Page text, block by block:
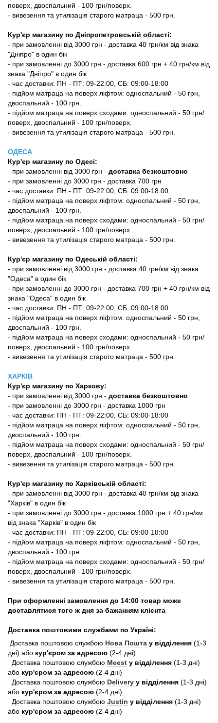
поверх, двоспальний - 100 грн/поверх.
- вивезення та утилізація старого матраца - 500 грн.
Кур'єр магазину по Дніпропетровській області:
- при замовленні від 3000 грн - доставка 40 грн/км від знака
"Дніпро" в один бік
- при замовленні до 3000 грн - доставка 600 грн + 40 грн/км від
знака "Дніпро" в один бік
- час доставки: ПН - ПТ: 09-22:00, СБ: 09:00-18:00
- підйом матраца на поверх ліфтом: односпальний - 50 грн,
двоспальний - 100 грн.
- підйом матраца на поверх сходами: односпальний - 50 грн/
поверх, двоспальний - 100 грн/поверх.
- вивезення та утилізація старого матраца - 500 грн.
ОДЕСА
Кур'єр магазину по Одесі:
- при замовленні від 3000 грн - доставка безкоштовно
- при замовленні до 3000 грн - доставка 700 грн
- час доставки: ПН - ПТ: 09-22:00, СБ: 09:00-18:00
- підйом матраца на поверх ліфтом: односпальний - 50 грн,
двоспальний - 100 грн.
- підйом матраца на поверх сходами: односпальний - 50 грн/
поверх, двоспальний - 100 грн/поверх.
- вивезення та утилізація старого матраца - 500 грн.
Кур'єр магазину по Одеській області:
- при замовленні від 3000 грн - доставка 40 грн/км від знака
"Одеса" в один бік
- при замовленні до 3000 грн - доставка 700 грн + 40 грн/км від
знака "Одеса" в один бік
- час доставки: ПН - ПТ: 09-22:00, СБ: 09:00-18:00
- підйом матраца на поверх ліфтом: односпальний - 50 грн,
двоспальний - 100 грн.
- підйом матраца на поверх сходами: односпальний - 50 грн/
поверх, двоспальний - 100 грн/поверх.
- вивезення та утилізація старого матраца - 500 грн.
ХАРКІВ
Кур'єр магазину по Харкову:
- при замовленні від 3000 грн - доставка безкоштовно
- при замовленні до 3000 грн - доставка 1000 грн
- час доставки: ПН - ПТ: 09-22:00, СБ: 09:00-18:00
- підйом матраца на поверх ліфтом: односпальний - 50 грн,
двоспальний - 100 грн.
- підйом матраца на поверх сходами: односпальний - 50 грн/
поверх, двоспальний - 100 грн/поверх.
- вивезення та утилізація старого матраца - 500 грн.
Кур'єр магазину по Харківській області:
- при замовленні від 3000 грн - доставка 40 грн/км від знака
"Харків" в один бік
- при замовленні до 3000 грн - доставка 1000 грн + 40 грн/км
від знака "Харків" в один бік
- час доставки: ПН - ПТ: 09-22:00, СБ: 09:00-18:00
- підйом матраца на поверх ліфтом: односпальний - 50 грн,
двоспальний - 100 грн.
- підйом матраца на поверх сходами: односпальний - 50 грн/
поверх, двоспальний - 100 грн/поверх.
- вивезення та утилізація старого матраца - 500 грн.
При оформленні замовлення до 14:00 товар може
доставлятися того ж дня за бажанням клієнта
Доставка поштовими службами по Україні:
Доставка поштовою службою Нова Пошта у відділення (1-3
дні) або кур'єром за адресою (2-4 дні)
Доставка поштовою службою Meest у відділення (1-3 дні)
або кур'єром за адресою (2-4 дні)
Доставка поштовою службою Delivery у відділення (1-3 дні)
або кур'єром за адресою (2-4 дні)
Доставка поштовою службою Justin у відділення (1-3 дні)
або кур'єром за адресою (2-4 дні)